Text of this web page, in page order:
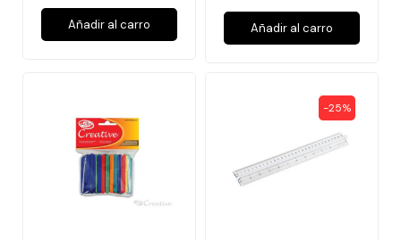
Añadir al carro Añadir al carro
-25%